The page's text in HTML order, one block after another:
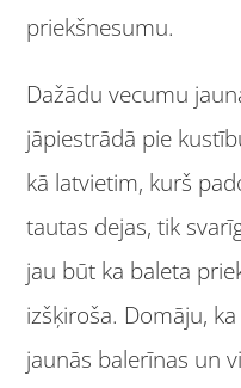
priekšnesumu.
Dažādu vecumu
jāpiestrādā pie
kā latvietim, kurš
tautas dejas, tik
jau būt ka baleta
izšķiroša. Domāju,
jaunās balerīnas un